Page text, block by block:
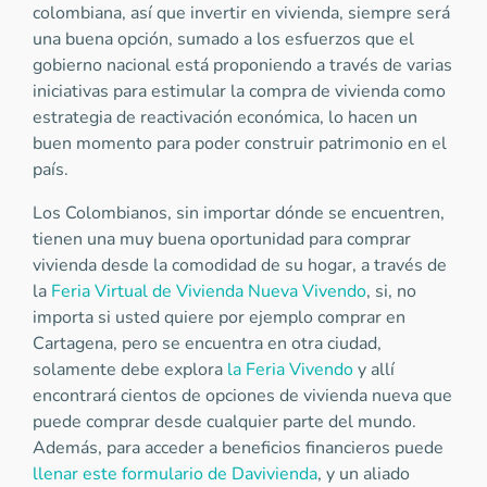
colombiana, así que invertir en vivienda, siempre será
una buena opción, sumado a los esfuerzos que el
gobierno nacional está proponiendo a través de varias
iniciativas para estimular la compra de vivienda como
estrategia de reactivación económica, lo hacen un
buen momento para poder construir patrimonio en el
país.
Los Colombianos, sin importar dónde se encuentren,
tienen una muy buena oportunidad para comprar
vivienda desde la comodidad de su hogar, a través de
la Feria Virtual de Vivienda Nueva Vivendo, si, no
importa si usted quiere por ejemplo comprar en
Cartagena, pero se encuentra en otra ciudad,
solamente debe explora la Feria Vivendoy allí
encontrará cientos de opciones de vivienda nueva que
puede comprar desde cualquier parte del mundo.
Además, para acceder a beneficios financieros puede
llenar este formulario de Davivienda, y un aliado